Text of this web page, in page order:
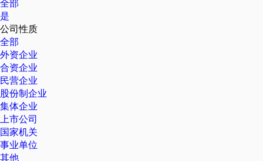
全部
是
公司性质
全部
外资企业
合资企业
民营企业
股份制企业
集体企业
上市公司
国家机关
事业单位
其他